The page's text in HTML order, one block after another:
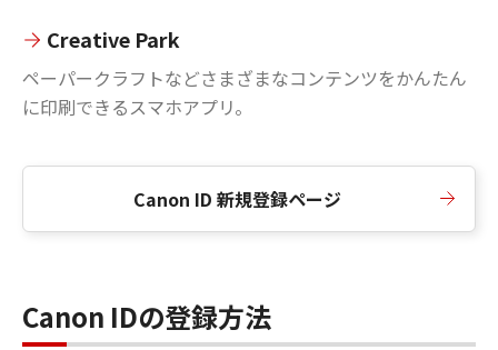
Creative Park
ペーパークラフトなどさまざまなコンテンツをかんたん
に印刷できるスマホアプリ。
Canon ID 新規登録ページ
Canon IDの登録方法